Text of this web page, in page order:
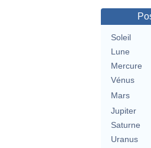
Soleil
Lune
Mercure
Vénus
Mars
Jupiter
Saturne
Uranus